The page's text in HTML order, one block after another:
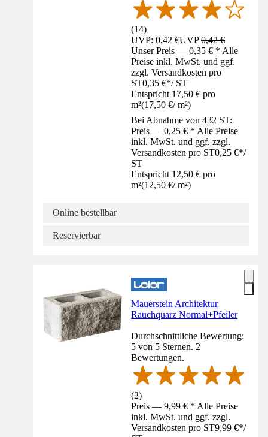
(14)
UVP: 0,42 €UVP0,42 €
Unser Preis — 0,35 € * Alle
Preise inkl. MwSt. und ggf.
zzgl. Versandkosten pro
ST0,35 €*/ ST
Entspricht 17,50 € pro
m²(17,50 €/ m²)
Bei Abnahme von 432 ST:
Preis — 0,25 € * Alle Preise
inkl. MwSt. und ggf. zzgl.
Versandkosten pro ST0,25 €*/
ST
Entspricht 12,50 € pro
m²(12,50 €/ m²)
Online bestellbar
Reservierbar
Mauerstein Architektur
Rauchquarz Normal+Pfeiler
Durchschnittliche Bewertung:
5 von 5 Sternen. 2
Bewertungen.
(2)
Preis — 9,99 € * Alle Preise
inkl. MwSt. und ggf. zzgl.
Versandkosten pro ST9,99 €*/